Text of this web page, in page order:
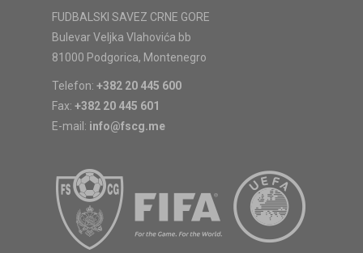
FUDBALSKI SAVEZ CRNE GORE
Bulevar Veljka Vlahovića bb
81000 Podgorica, Montenegro
Telefon: +382 20 445 600
Fax: +382 20 445 601
E-mail: info@fscg.me